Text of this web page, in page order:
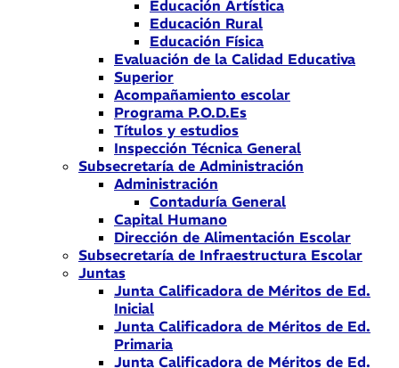
Educación Artística
Educación Rural
Educación Física
Evaluación de la Calidad Educativa
Superior
Acompañamiento escolar
Programa P.O.D.Es
Títulos y estudios
Inspección Técnica General
Subsecretaría de Administración
Administración
Contaduría General
Capital Humano
Dirección de Alimentación Escolar
Subsecretaría de Infraestructura Escolar
Juntas
Junta Calificadora de Méritos de Ed.
Inicial
Junta Calificadora de Méritos de Ed.
Primaria
Junta Calificadora de Méritos de Ed.